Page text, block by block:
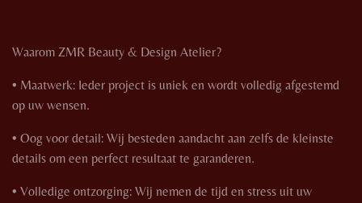
Waarom ZMR Beauty & Design Atelier?
• Maatwerk: Ieder project is uniek en wordt volledig afgestemd
op uw wensen.
• Oog voor detail: Wij besteden aandacht aan zelfs de kleinste
details om een perfect resultaat te garanderen.
• Volledige ontzorging: Wij nemen de tijd en stress uit uw